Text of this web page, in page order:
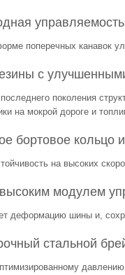
поперечных канавок
с
поколения
на мокрой дороге и
бортовое кольцо
на высоких
модулем
деформацию шины и,
стальной